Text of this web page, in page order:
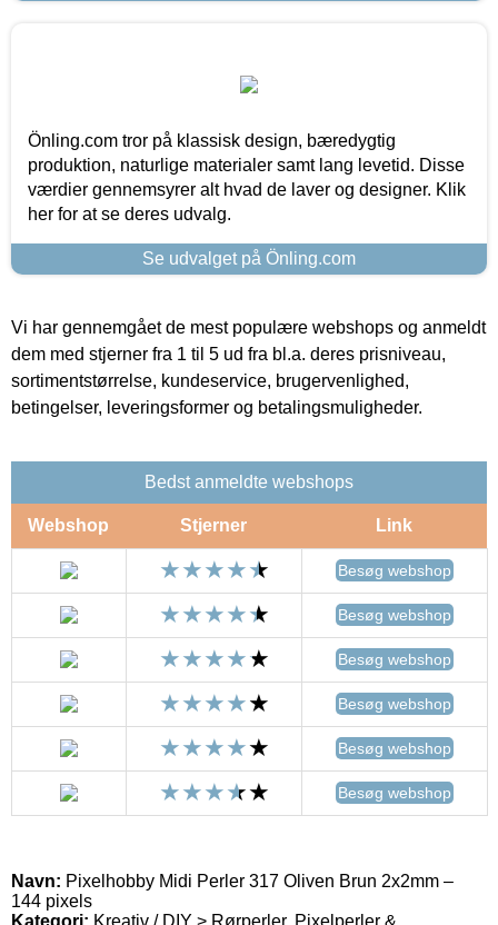
Önling.com tror på klassisk design, bæredygtig
produktion, naturlige materialer samt lang levetid. Disse
værdier gennemsyrer alt hvad de laver og designer. Klik
her for at se deres udvalg.
Se udvalget på Önling.com
Vi har gennemgået de mest populære webshops og anmeldt
dem med stjerner fra 1 til 5 ud fra bl.a. deres prisniveau,
sortimentstørrelse, kundeservice, brugervenlighed,
betingelser, leveringsformer og betalingsmuligheder.
Bedst anmeldte webshops
Webshop Stjerner Link
Besøg webshop
Besøg webshop
Besøg webshop
Besøg webshop
Besøg webshop
Besøg webshop
Navn: Pixelhobby Midi Perler 317 Oliven Brun 2x2mm –
144 pixels
Kategori: Kreativ / DIY > Rørperler, Pixelperler &